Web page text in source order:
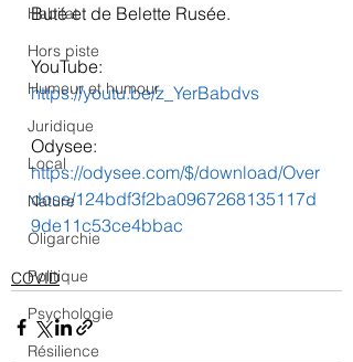
Habitat
Hors piste
Humeur et humour
Juridique
Local
Nature
Oligarchie
Politique
Psychologie
Résilience
Buté et de Belette Rusée.
YouTube:
https://youtu.be/z_YerBabdvs
Odysee:
https://odysee.com/$/download/Over
dose/124bdf3f2ba0967268135117d
9de11c53ce4bbac
COVID